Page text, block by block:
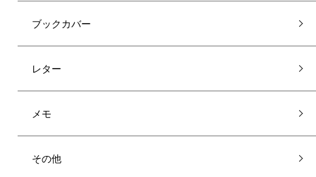
ブックカバー
レター
メモ
その他